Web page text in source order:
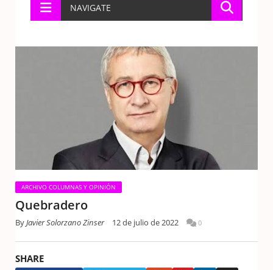
NAVIGATE
ARCHIVO COLUMNAS Y OPINIÓN
Quebradero
ByJavier Solorzano Zinser 12 de julio de 2022 0
SHARE